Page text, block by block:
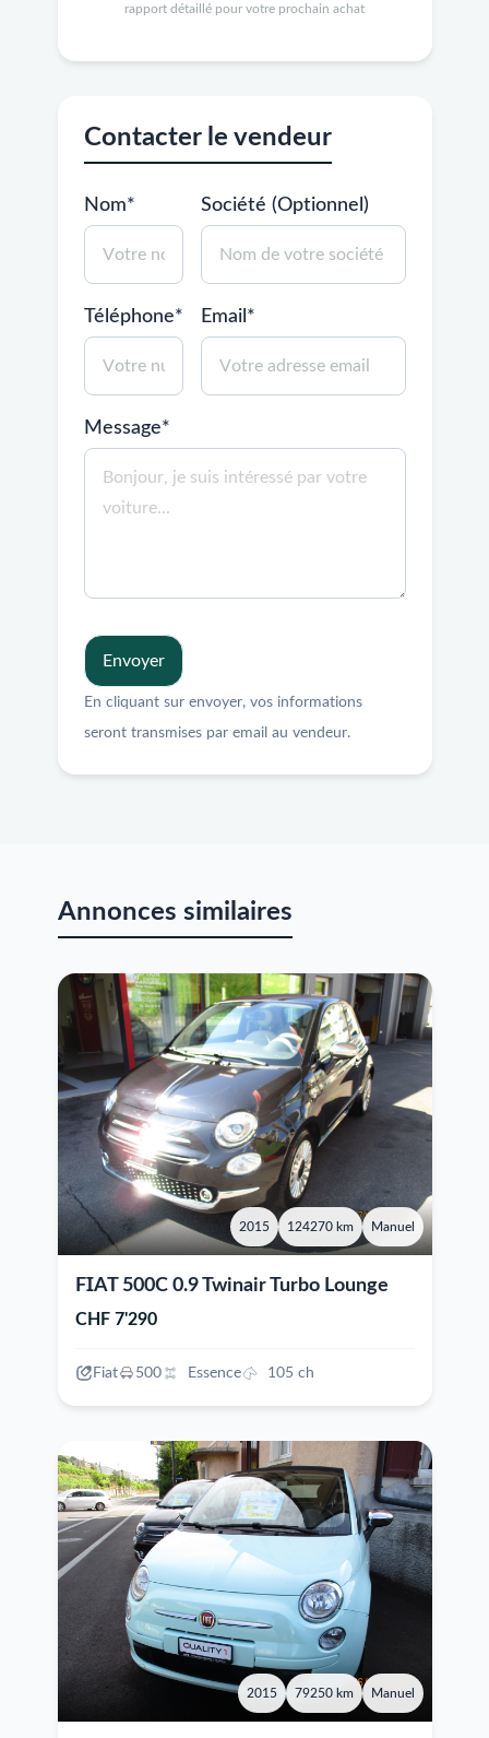
rapport détaillé pour votre prochain achat
Contacter le vendeur
Nom* Société (Optionnel)
Téléphone* Email*
Message*
Envoyer
En cliquant sur envoyer, vos informations
seront transmises par email au vendeur.
Annonces similaires
2015 124270 km Manuel
FIAT 500C 0.9 Twinair Turbo Lounge
CHF 7'290
Fiat 500 Essence 105 ch
2015 79250 km Manuel